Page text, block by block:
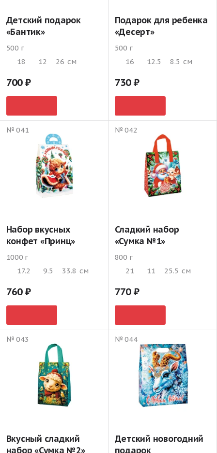
Детский подарок
«Бантик»
500 г
18
12 26 см
700
Подарок для ребенка
«Десерт»
500 г
16
12.5 8.5 см
730
№ 041
Набор вкусных
конфет «Принц»
1000 г
17.2
9.5 33.8 см
760
№ 042
Сладкий набор
«Сумка №1»
800 г
21
11 25.5 см
770
№ 043
Вкусный сладкий
набор «Сумка №2»
№ 044
Детский новогодний
подарок